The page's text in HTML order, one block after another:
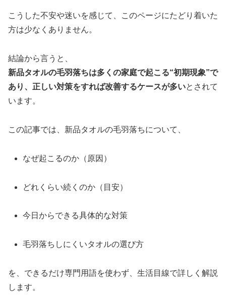
こうした不安や迷いを感じて、このページにたどり着いた
方は少なくありません。
結論から言うと、
新品タオルの毛羽落ちは多くの家庭で起こる“初期現象”で
あり、正しい対策をすれば改善するケースが多いとされて
います。
この記事では、新品タオルの毛羽落ちについて、
なぜ起こるのか（原因）
どれくらい続くのか（目安）
今日からできる具体的な対策
毛羽落ちしにくいタオルの選び方
を、できるだけ専門用語を使わず、生活目線で詳しく解説
します。